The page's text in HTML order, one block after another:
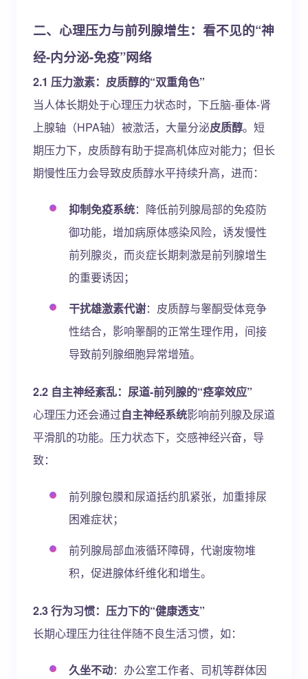
二、心理压力与前列腺增生：看不见的“神
经-内分泌-免疫”网络
2.1 压力激素：皮质醇的“双重角色”
当人体长期处于心理压力状态时，下丘脑-垂体-肾
上腺轴（HPA轴）被激活，大量分泌皮质醇。短
期压力下，皮质醇有助于提高机体应对能力；但长
期慢性压力会导致皮质醇水平持续升高，进而：
抑制免疫系统：降低前列腺局部的免疫防
御功能，增加病原体感染风险，诱发慢性
前列腺炎，而炎症长期刺激是前列腺增生
的重要诱因；
干扰雄激素代谢：皮质醇与睾酮受体竞争
性结合，影响睾酮的正常生理作用，间接
导致前列腺细胞异常增殖。
2.2 自主神经紊乱：尿道-前列腺的“痉挛效应”
心理压力还会通过自主神经系统影响前列腺及尿道
平滑肌的功能。压力状态下，交感神经兴奋，导
致：
前列腺包膜和尿道括约肌紧张，加重排尿
困难症状；
前列腺局部血液循环障碍，代谢废物堆
积，促进腺体纤维化和增生。
2.3 行为习惯：压力下的“健康透支”
长期心理压力往往伴随不良生活习惯，如：
久坐不动：办公室工作者、司机等群体因